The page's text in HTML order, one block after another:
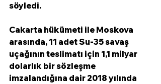
söyledi.
Cakarta hükümeti ile Moskova
arasında, 11 adet Su-35 savaş
uçağının teslimatı için 1,1 milyar
dolarlık bir sözleşme
imzalandığına dair 2018 yılında